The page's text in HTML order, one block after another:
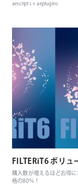
aescripts + aeplugins
FILTERiT6 ボリ
購入数が増えるほどお得
格の80％！